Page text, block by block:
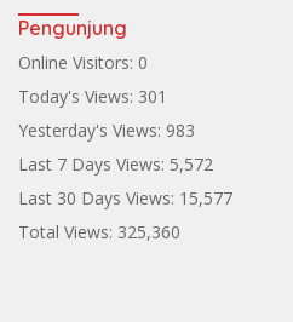
Pengunjung
Online Visitors: 0
Today's Views: 301
Yesterday's Views: 983
Last 7 Days Views: 5,572
Last 30 Days Views: 15,577
Total Views: 325,360